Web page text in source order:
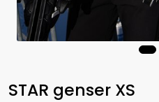
STAR genser XS